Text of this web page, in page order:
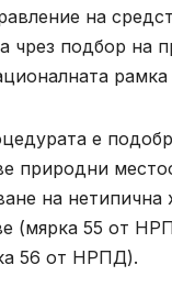
на
чрез подбор на
е
природни
на
(мярка 55 от
56 от НРПД).